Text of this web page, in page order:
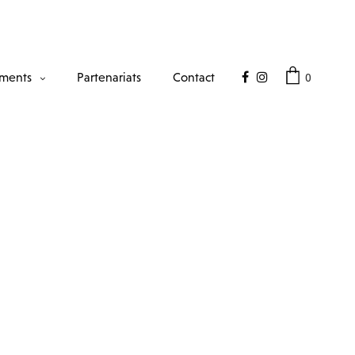
Partenariats Contact 0